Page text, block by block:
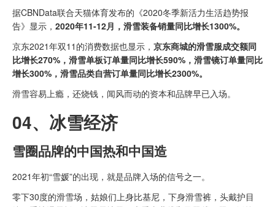
据CBNData联合天猫体育发布的《2020冬季新活力生活趋势报
告》显示， 2020年11-12月，滑雪装备销量同比增长1300%。
京东2021年双11的消费数据也显示， 京东商城的滑雪服成交额同
比增长270%，滑雪单板订单量同比增长590%，滑雪镜订单量同比
增长300%，滑雪品类自营订单量同比增长2300%。
滑雪容易上瘾，还烧钱，闻风而动的资本和品牌早已入场。
04、 冰雪经济
雪圈品牌的中国热和中国造
2021年初“雪媛”的出现，就是品牌入场的信号之一。
零下30度的滑雪场，姑娘们上身比基尼，下身滑雪裤，头戴护目